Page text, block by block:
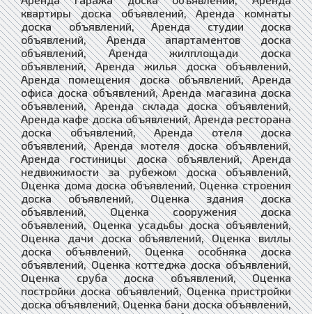
квартиры доска объявлений, Аренда комнаты
доска объявлений, Аренда студии доска
объявлений, Аренда апартаментов доска
объявлений, Аренда жилплощади доска
объявлений, Аренда жилья доска объявлений,
Аренда помещения доска объявлений, Аренда
офиса доска объявлений, Аренда магазина доска
объявлений, Аренда склада доска объявлений,
Аренда кафе доска объявлений, Аренда ресторана
доска объявлений, Аренда отеля доска
объявлений, Аренда мотеля доска объявлений,
Аренда гостиницы доска объявлений, Аренда
недвижимости за рубежом доска объявлений,
Оценка дома доска объявлений, Оценка строения
доска объявлений, Оценка здания доска
объявлений, Оценка сооружения доска
объявлений, Оценка усадьбы доска объявлений,
Оценка дачи доска объявлений, Оценка виллы
доска объявлений, Оценка особняка доска
объявлений, Оценка коттеджа доска объявлений,
Оценка сруба доска объявлений, Оценка
постройки доска объявлений, Оценка пристройки
доска объявлений, Оценка бани доска объявлений,